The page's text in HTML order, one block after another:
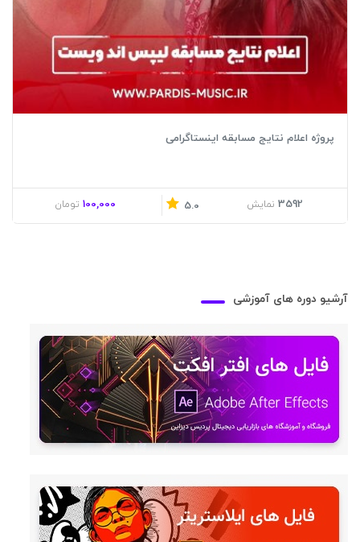
پروژه اعلام نتایج مسابقه اینستاگرامی
3592 نمایش 5.0
100,000 تومان
آرشیو دوره های آموزشی